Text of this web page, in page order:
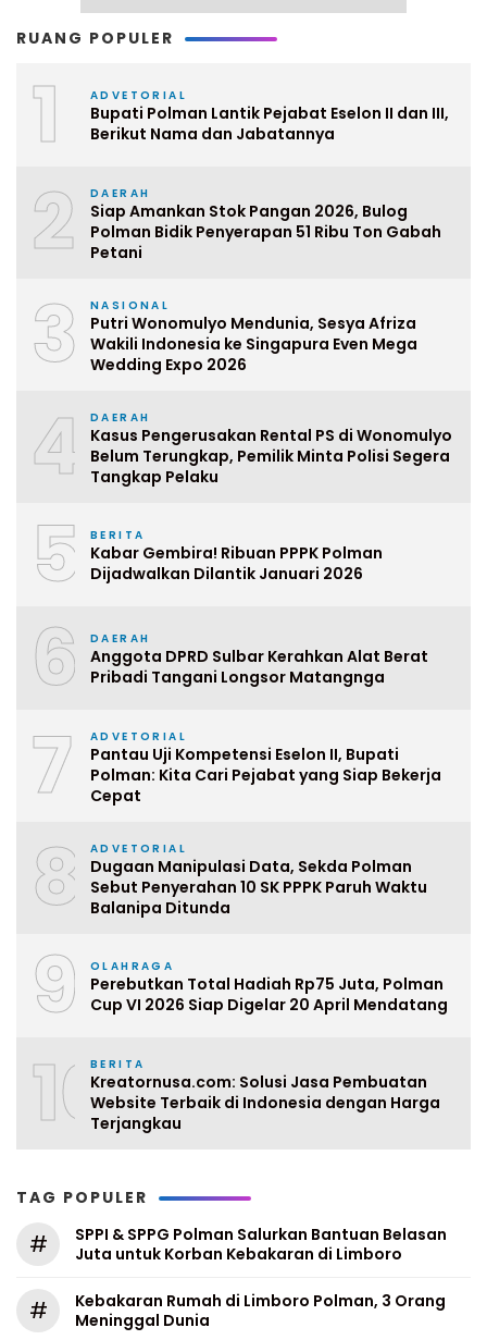
RUANG POPULER
1 ADVETORIAL
Bupati Polman Lantik Pejabat Eselon II dan III,
Berikut Nama dan Jabatannya
2 DAERAH
Siap Amankan Stok Pangan 2026, Bulog
Polman Bidik Penyerapan 51 Ribu Ton Gabah
Petani
3 NASIONAL
Putri Wonomulyo Mendunia, Sesya Afriza
Wakili Indonesia ke Singapura Even Mega
Wedding Expo 2026
4 DAERAH
Kasus Pengerusakan Rental PS di Wonomulyo
Belum Terungkap, Pemilik Minta Polisi Segera
Tangkap Pelaku
5 BERITA
Kabar Gembira! Ribuan PPPK Polman
Dijadwalkan Dilantik Januari 2026
6 DAERAH
Anggota DPRD Sulbar Kerahkan Alat Berat
Pribadi Tangani Longsor Matangnga
7 ADVETORIAL
Pantau Uji Kompetensi Eselon II, Bupati
Polman: Kita Cari Pejabat yang Siap Bekerja
Cepat
8 ADVETORIAL
Dugaan Manipulasi Data, Sekda Polman
Sebut Penyerahan 10 SK PPPK Paruh Waktu
Balanipa Ditunda
9 OLAHRAGA
Perebutkan Total Hadiah Rp75 Juta, Polman
Cup VI 2026 Siap Digelar 20 April Mendatang
10BERITA
Kreatornusa.com: Solusi Jasa Pembuatan
Website Terbaik di Indonesia dengan Harga
Terjangkau
TAG POPULER
#
SPPI & SPPG Polman Salurkan Bantuan Belasan
Juta untuk Korban Kebakaran di Limboro
#
Kebakaran Rumah di Limboro Polman, 3 Orang
Meninggal Dunia